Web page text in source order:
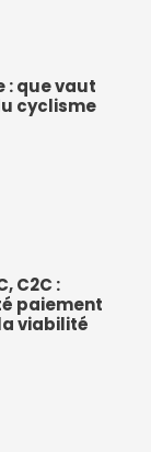
: que vaut
cyclisme
C2C :
paiement
viabilité